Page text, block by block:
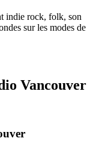
indie rock, folk, son
sur les modes de
Vancouver